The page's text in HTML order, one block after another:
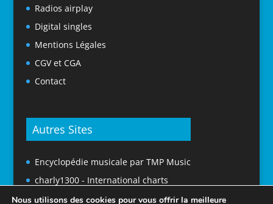
Radios airplay
Digital singles
Mentions Légales
CGV et CGA
Contact
Autres Sites
Encyclopédie musicale par TMP Music
charly1300 - International charts
Nous utilisons des cookies pour vous offrir la meilleure